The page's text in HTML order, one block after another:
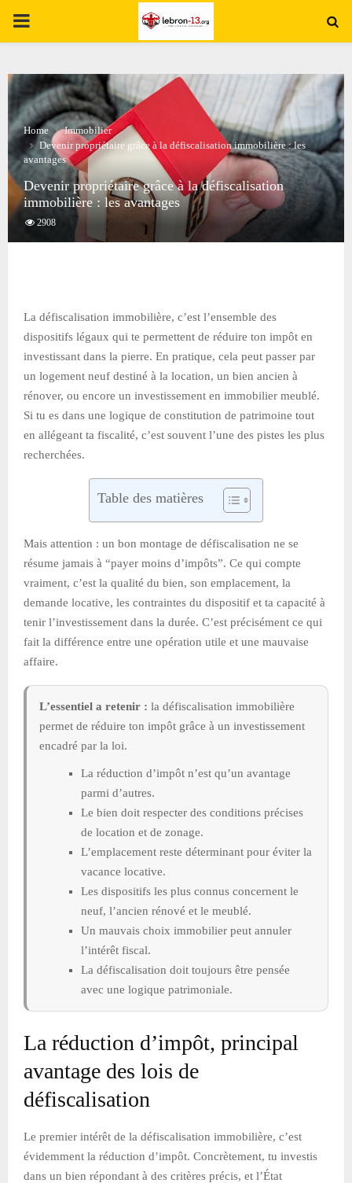
PRIMARY
Home
Immobilier
Devenir propriétaire grâce à la défiscalisation immobilière : les
avantages
Devenir propriétaire grâce à la défiscalisation
immobilière : les avantages
2908
La défiscalisation immobilière, c’est l’ensemble des
dispositifs légaux qui te permettent de réduire ton impôt en
investissant dans la pierre. En pratique, cela peut passer par
un logement neuf destiné à la location, un bien ancien à
rénover, ou encore un investissement en immobilier meublé.
Si tu es dans une logique de constitution de patrimoine tout
en allégeant ta fiscalité, c’est souvent l’une des pistes les plus
recherchées.
Table des matières
Mais attention : un bon montage de défiscalisation ne se
résume jamais à “payer moins d’impôts”. Ce qui compte
vraiment, c’est la qualité du bien, son emplacement, la
demande locative, les contraintes du dispositif et ta capacité à
tenir l’investissement dans la durée. C’est précisément ce qui
fait la différence entre une opération utile et une mauvaise
affaire.
L’essentiel a retenir : la défiscalisation immobilière
permet de réduire ton impôt grâce à un investissement
encadré par la loi.
La réduction d’impôt n’est qu’un avantage
parmi d’autres.
Le bien doit respecter des conditions précises
de location et de zonage.
L’emplacement reste déterminant pour éviter la
vacance locative.
Les dispositifs les plus connus concernent le
neuf, l’ancien rénové et le meublé.
Un mauvais choix immobilier peut annuler
l’intérêt fiscal.
La défiscalisation doit toujours être pensée
avec une logique patrimoniale.
La réduction d’impôt, principal
avantage des lois de
défiscalisation
Le premier intérêt de la défiscalisation immobilière, c’est
évidemment la réduction d’impôt. Concrètement, tu investis
dans un bien répondant à des critères précis, et l’État